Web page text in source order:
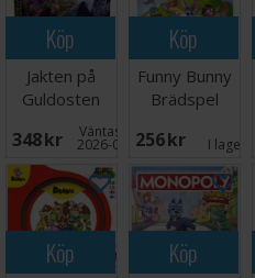
Köp
Jakten på
Guldosten
Brädspel
348 SEK Väntas in:
2026-08-18
Köp
Funny Bunny
Brädspel
256 SEK I lager:
Köp Köp